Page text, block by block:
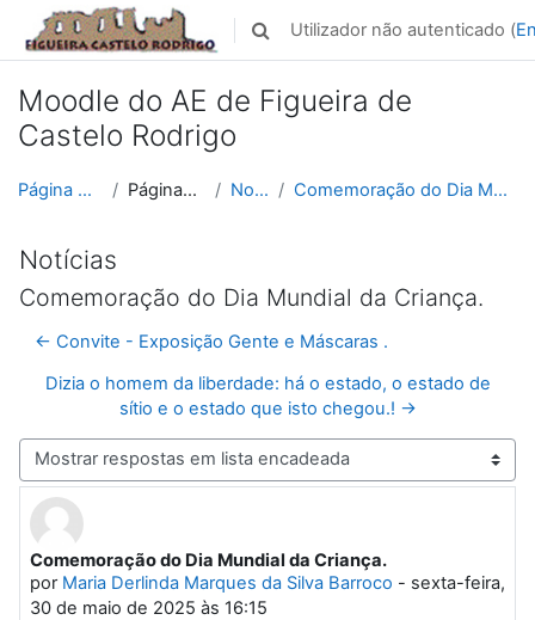
Ir para o conteúdo principal
Alternar a entrada da pesquisa
Utilizador não autenticado (
Moodle do AE de Figueira de
Castelo Rodrigo
Página principal Páginas do site Notícias Comemoração do Dia Mundial da Criança.
Notícias
Comemoração do Dia Mundial da Criança.
← Convite - Exposição Gente e Máscaras .
Dizia o homem da liberdade: há o estado, o estado de
sítio e o estado que isto chegou.! →
Modo de visualização
Comemoração do Dia Mundial da Criança.
por Maria Derlinda Marques da Silva Barroco - sexta-feira,
30 de maio de 2025 às 16:15
Número de respostas: 0